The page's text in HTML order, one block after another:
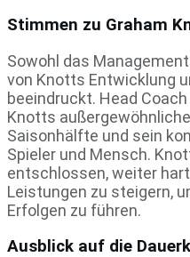
Stimmen zu Graham
Sowohl das
von Knotts Entwicklung
beeindruckt. Head
Knotts
Saisonhälfte und sein
Spieler und Mensch.
entschlossen, weiter
Leistungen zu steigern,
Erfolgen zu führen.
Ausblick auf die